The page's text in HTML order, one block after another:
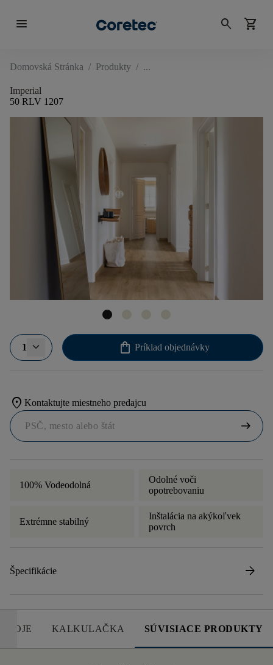
menu search shopping_cart
Domovská Stránka / Produkty /
Imperial
50 RLV 1207
1 shopping_bag Príklad objednávky
location_on Kontaktujte miestneho predajcu
arrow_right_alt
100% Vodeodolná
Odolné voči
opotrebovaniu
Extrémne stabilný
Inštalácia na akýkoľvek
povrch
Špecifikácie arrow_forward
KALKULAČKA SÚVISIACE PRODUKTY